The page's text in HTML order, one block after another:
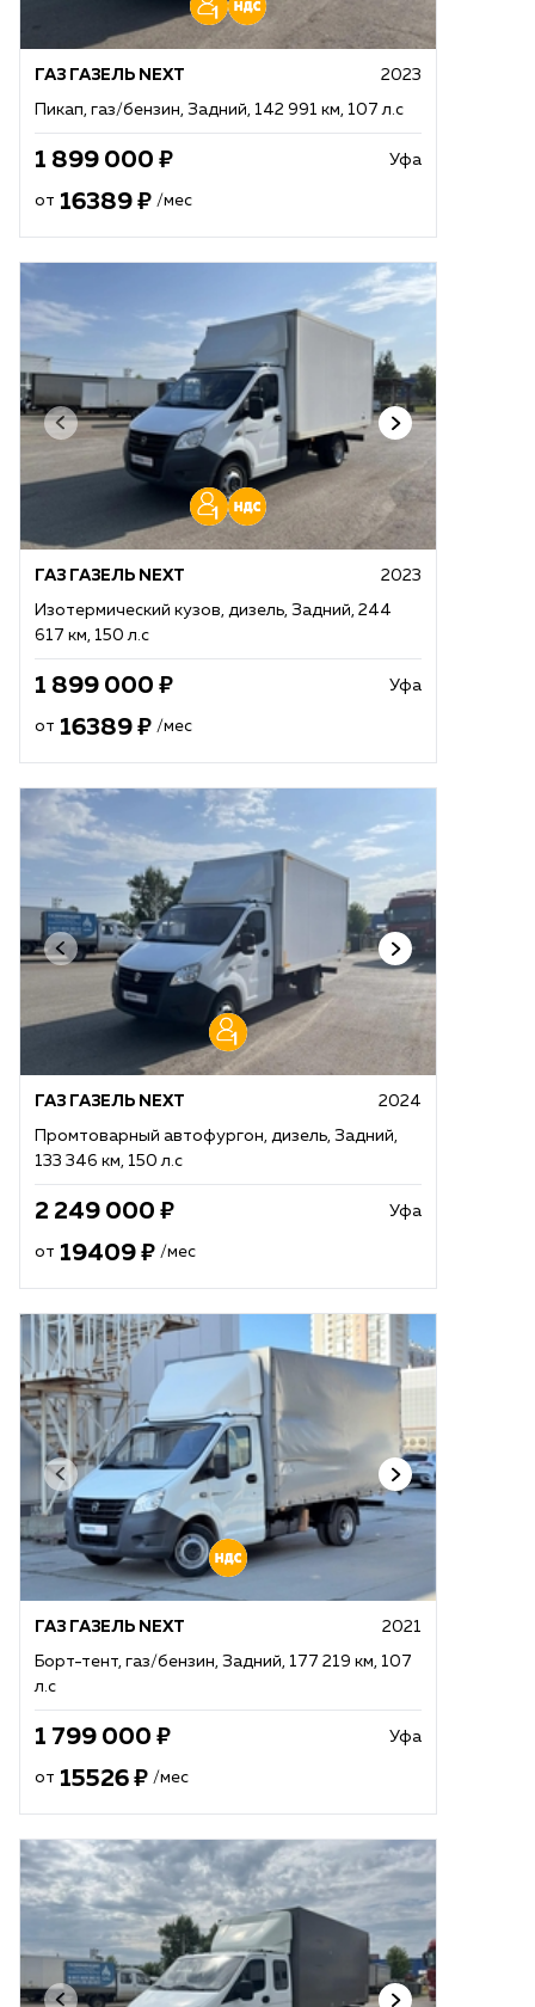
ГАЗ ГАЗЕЛЬ NEXT 2023
Пикап, газ/бензин, Задний, 142 991 км, 107 л.с
1 899 000 Уфа
от 16389 /мес
ГАЗ ГАЗЕЛЬ NEXT 2023
Изотермический кузов, дизель, Задний, 244
617 км, 150 л.с
1 899 000 Уфа
от 16389 /мес
ГАЗ ГАЗЕЛЬ NEXT 2024
Промтоварный автофургон, дизель, Задний,
133 346 км, 150 л.с
2 249 000 Уфа
от 19409 /мес
ГАЗ ГАЗЕЛЬ NEXT 2021
Борт-тент, газ/бензин, Задний, 177 219 км, 107
л.с
1 799 000 Уфа
от 15526 /мес